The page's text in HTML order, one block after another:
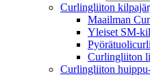
Curlingliiton
Maailman
Yleiset SM-
Curlingliiton
Curlingliiton